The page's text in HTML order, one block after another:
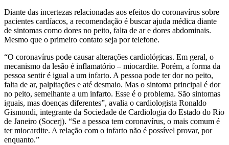
Diante das incertezas relacionadas aos efeitos do coronavírus sobre
pacientes cardíacos, a recomendação é buscar ajuda médica diante
de sintomas como dores no peito, falta de ar e dores abdominais.
Mesmo que o primeiro contato seja por telefone.
“O coronavírus pode causar alterações cardiológicas. Em geral, o
mecanismo da lesão é inflamatório – miocardite. Porém, a forma da
pessoa sentir é igual a um infarto. A pessoa pode ter dor no peito,
falta de ar, palpitações e até desmaio. Mas o sintoma principal é dor
no peito, semelhante a um infarto. Esse é o problema. São sintomas
iguais, mas doenças diferentes”, avalia o cardiologista Ronaldo
Gismondi, integrante da Sociedade de Cardiologia do Estado do Rio
de Janeiro (Socerj). “Se a pessoa tem coronavírus, o mais comum é
ter miocardite. A relação com o infarto não é possível provar, por
enquanto.”